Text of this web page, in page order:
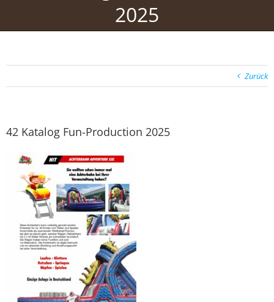
2025
Zurück
42 Katalog Fun-Production 2025